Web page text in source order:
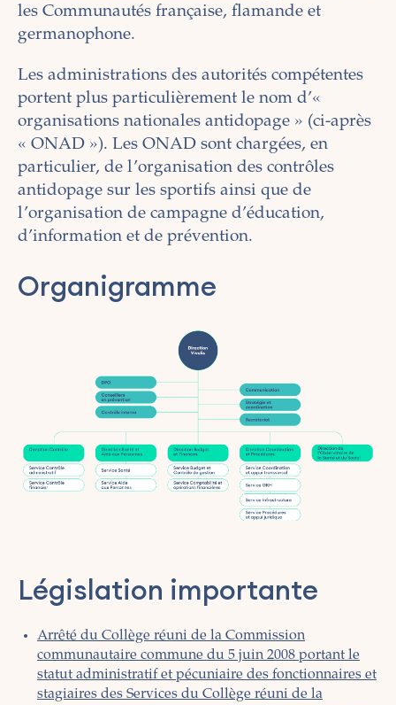
les Communautés française, flamande et
germanophone.
Les administrations des autorités compétentes
portent plus particulièrement le nom d’«
organisations nationales antidopage » (ci-après
« ONAD »). Les ONAD sont chargées, en
particulier, de l’organisation des contrôles
antidopage sur les sportifs ainsi que de
l’organisation de campagne d’éducation,
d’information et de prévention.
Organigramme
Législation importante
Arrêté du Collège réuni de la Commission
communautaire commune du 5 juin 2008 portant le
statut administratif et pécuniaire des fonctionnaires et
stagiaires des Services du Collège réuni de la